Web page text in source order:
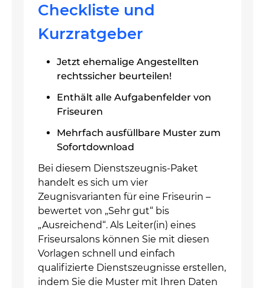
Checkliste und
Kurzratgeber
Jetzt ehemalige Angestellten
rechtssicher beurteilen!
Enthält alle Aufgabenfelder von
Friseuren
Mehrfach ausfüllbare Muster zum
Sofortdownload
Bei diesem Dienstszeugnis-Paket
handelt es sich um vier
Zeugnisvarianten für eine Friseurin –
bewertet von „Sehr gut“ bis
„Ausreichend“. Als Leiter(in) eines
Friseursalons können Sie mit diesen
Vorlagen schnell und einfach
qualifizierte Dienstszeugnisse erstellen,
indem Sie die Muster mit Ihren Daten